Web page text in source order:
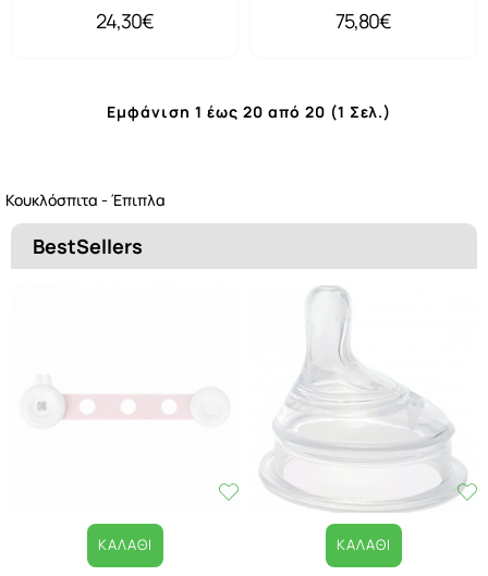
Κουκλόσπιτα - Έπιπλα
24,30€ 75,80€
Εμφάνιση 1 έως 20 από 20 (1 Σελ.)
BestSellers
ΚΑΛΆΘΙ ΚΑΛΆΘΙ